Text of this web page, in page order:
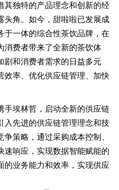
其独特的产品理念和创新的经
头角。如今，甜啦啦已发展成
于一体的综合性茶饮品牌，在
消费者带来了全新的茶饮体
剧和消费者需求的日益多元
效率、优化供应链管理、加快
手埃林哲，启动全新的供应链
入先进的供应链管理理念和技
策略，通过采购成本控制、
速响应，实现数据智能赋能的
的业务能力和效率，实现供应